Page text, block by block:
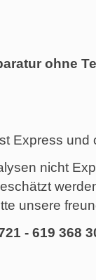
ohne
Express und
nicht
unsere
- 619 368